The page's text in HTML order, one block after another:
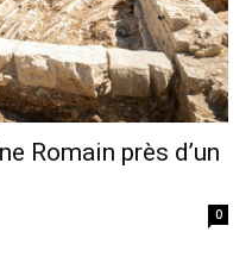
Romain près d’un
0